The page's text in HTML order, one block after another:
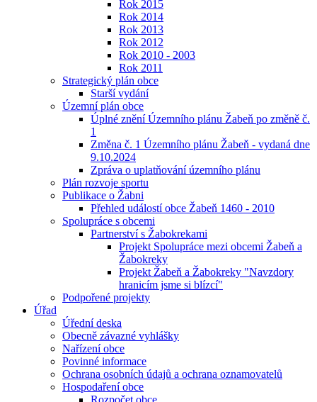
Rok 2015
Rok 2014
Rok 2013
Rok 2012
Rok 2010 - 2003
Rok 2011
Strategický plán obce
Starší vydání
Územní plán obce
Úplné znění Územního plánu Žabeň po změně č.
1
Změna č. 1 Územního plánu Žabeň - vydaná dne
9.10.2024
Zpráva o uplatňování územního plánu
Plán rozvoje sportu
Publikace o Žabni
Přehled událostí obce Žabeň 1460 - 2010
Spolupráce s obcemi
Partnerství s Žabokrekami
Projekt Spolupráce mezi obcemi Žabeň a
Žabokreky
Projekt Žabeň a Žabokreky "Navzdory
hranicím jsme si blízcí"
Podpořené projekty
Úřad
Úřední deska
Obecně závazné vyhlášky
Nařízení obce
Povinné informace
Ochrana osobních údajů a ochrana oznamovatelů
Hospodaření obce
Rozpočet obce